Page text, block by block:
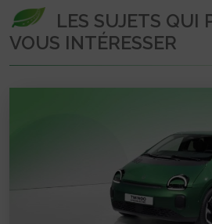
LES SUJETS QUI
VOUS INTÉRESSER